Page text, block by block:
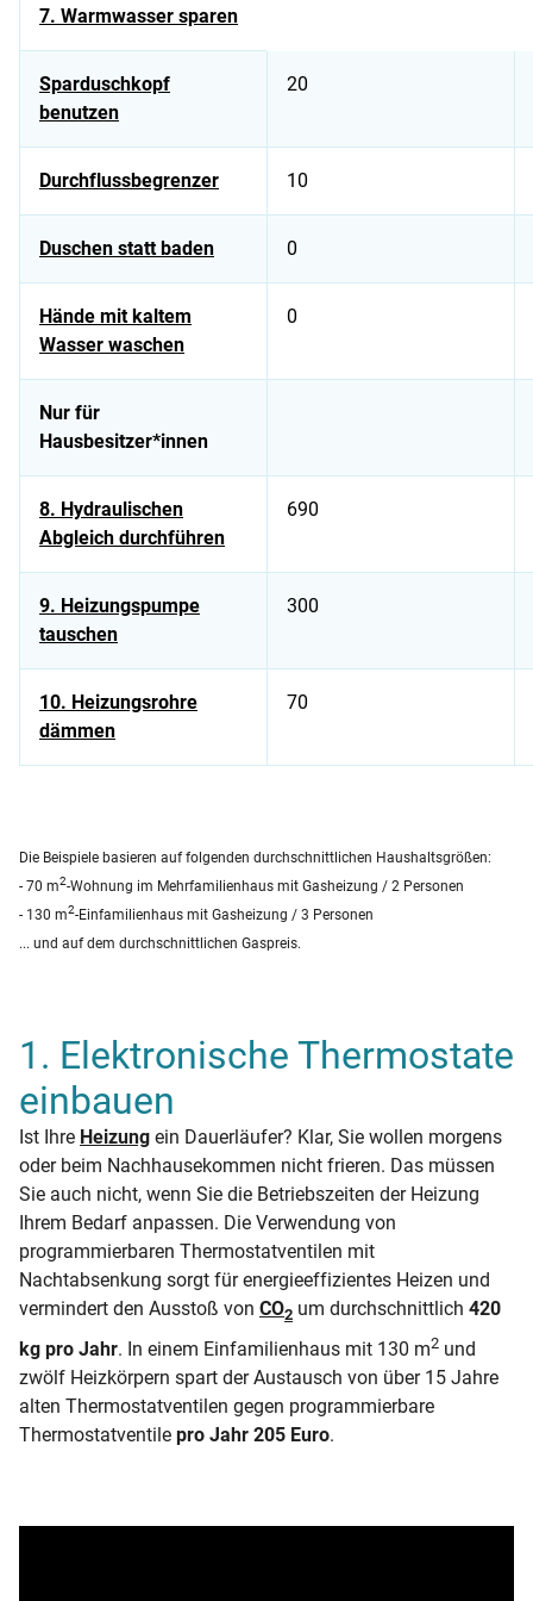
7. Warmwasser sparen
Sparduschkopf
benutzen
20
Durchflussbegrenzer 10
Duschen statt baden 0
Hände mit kaltem
Wasser waschen
0
Nur für
Hausbesitzer*innen
8. Hydraulischen
Abgleich durchführen
690
9. Heizungspumpe
tauschen
300
10. Heizungsrohre
dämmen
70
Die Beispiele basieren auf folgenden durchschnittlichen Haushaltsgrößen:
- 70 m2-Wohnung im Mehrfamilienhaus mit Gasheizung / 2 Personen
- 130 m2-Einfamilienhaus mit Gasheizung / 3 Personen
... und auf dem durchschnittlichen Gaspreis.
1. Elektronische Thermostate
einbauen
Ist Ihre Heizung ein Dauerläufer? Klar, Sie wollen morgens
oder beim Nachhausekommen nicht frieren. Das müssen
Sie auch nicht, wenn Sie die Betriebszeiten der Heizung
Ihrem Bedarf anpassen. Die Verwendung von
programmierbaren Thermostatventilen mit
Nachtabsenkung sorgt für energieeffizientes Heizen und
vermindert den Ausstoß von CO2 um durchschnittlich 420
kg pro Jahr. In einem Einfamilienhaus mit 130 m2 und
zwölf Heizkörpern spart der Austausch von über 15 Jahre
alten Thermostatventilen gegen programmierbare
Thermostatventile pro Jahr 205 Euro.